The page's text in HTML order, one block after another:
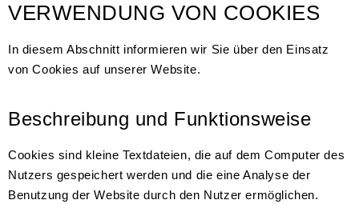
VERWENDUNG VON COOKIES
In diesem Abschnitt informieren wir Sie über den Einsatz
von Cookies auf unserer Website.
Beschreibung und Funktionsweise
Cookies sind kleine Textdateien, die auf dem Computer des
Nutzers gespeichert werden und die eine Analyse der
Benutzung der Website durch den Nutzer ermöglichen.